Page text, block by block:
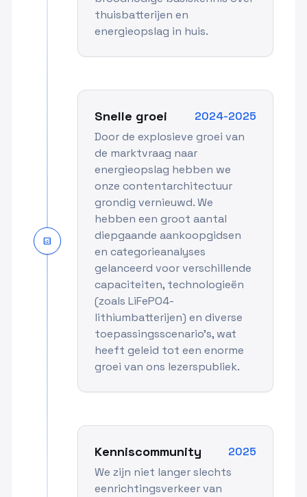
thuisbatterijen en
energieopslag in huis.
analytics
Snelle groei
2024-2025
Door de explosieve groei van
de marktvraag naar
energieopslag hebben we
onze contentarchitectuur
grondig vernieuwd. We
hebben een groot aantal
diepgaande aankoopgidsen
en categorieanalyses
gelanceerd voor verschillende
capaciteiten, technologieën
(zoals LiFePO4-
lithiumbatterijen) en diverse
toepassingsscenario's, wat
heeft geleid tot een enorme
groei van ons lezerspubliek.
Kenniscommunity
2025
We zijn niet langer slechts
eenrichtingsverkeer van